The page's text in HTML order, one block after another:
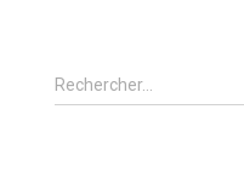
R
e
Rechercher…